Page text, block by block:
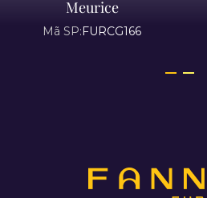
Meurice
Mã SP:FURCG166